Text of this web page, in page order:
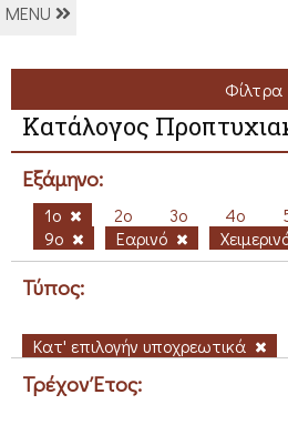
MENU
Φίλτρα
Κατάλογος
Εξάμηνο:
1ο 2ο 3ο 4ο
9ο
Εαρινό
Τύπος:
Κατ' επιλογήν υποχρεωτικά
Τρέχον Έτος: